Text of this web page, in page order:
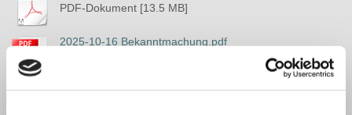
PDF-Dokument [13.5 MB]
2025-10-16 Bekanntmachung.pdf